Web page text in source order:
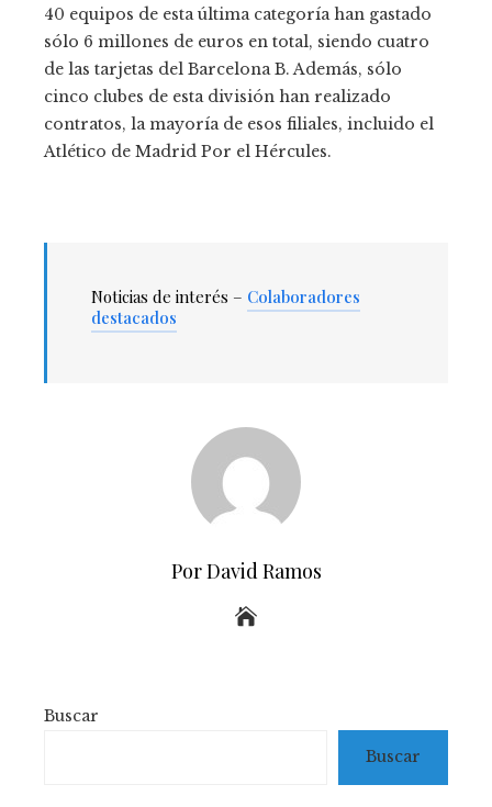
40 equipos de esta última categoría han gastado
sólo 6 millones de euros en total, siendo cuatro
de las tarjetas del Barcelona B. Además, sólo
cinco clubes de esta división han realizado
contratos, la mayoría de esos filiales, incluido el
Atlético de Madrid Por el Hércules.
Noticias de interés – Colaboradores
destacados
Por David Ramos
Buscar
Buscar